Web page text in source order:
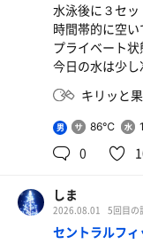
合計で3セット
ベンチには座ら
水風呂にしっか
しっかりと調う
キリっと
水泳後に３セッ
時間帯的に空い
プライベート状
今日の水は少し
キリッと
男 86℃
0
しま
2026.08.01 5回目の
セントラルフ